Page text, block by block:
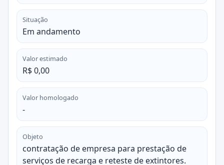
Situação
Em andamento
Valor estimado
R$ 0,00
Valor homologado
-
Objeto
contratação de empresa para prestação de
serviços de recarga e reteste de extintores.